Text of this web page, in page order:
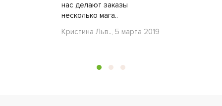
нас делают заказы
несколько мага..
Кристина Льв.., 5 марта 2019